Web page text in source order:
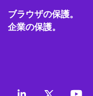
ブラウザの保護。
企業の保護。